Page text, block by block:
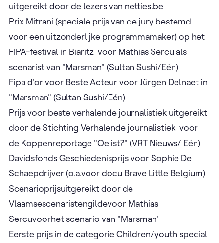
uitgereikt door de lezers van netties.be
Prix Mitrani (speciale prijs van de jury bestemd
voor een uitzonderlijke programmamaker) op het
FIPA-festival in Biaritz voor Mathias Sercu als
scenarist van "Marsman" (Sultan Sushi/Eén)
Fipa d'or voor Beste Acteur voor Jürgen Delnaet in
"Marsman" (Sultan Sushi/Eén)
Prijs voor beste verhalende journalistiek uitgereikt
door de Stichting Verhalende journalistiek voor
de Koppenreportage "Oe ist?" (VRT Nieuws/ Eén)
Davidsfonds Geschiedenisprijs voor Sophie De
Schaepdrijver (o.a.voor docu Brave Little Belgium)
Scenarioprijsuitgereikt door de
Vlaamsescenaristengildevoor Mathias
Sercuvoorhet scenario van "Marsman'
Eerste prijs in de categorie Children/youth special